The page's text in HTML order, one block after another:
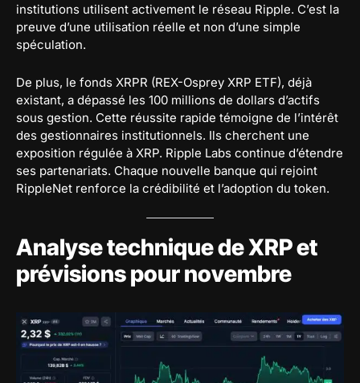
institutions utilisent activement le réseau Ripple. C’est la
preuve d’une utilisation réelle et non d’une simple
spéculation.
De plus, le fonds XRPR (REX-Osprey XRP ETF), déjà
existant, a dépassé les 100 millions de dollars d’actifs
sous gestion. Cette réussite rapide témoigne de l’intérêt
des gestionnaires institutionnels. Ils cherchent une
exposition régulée à XRP. Ripple Labs continue d’étendre
ses partenariats. Chaque nouvelle banque qui rejoint
RippleNet renforce la crédibilité et l’adoption du token.
Analyse technique de XRP et
prévisions pour novembre